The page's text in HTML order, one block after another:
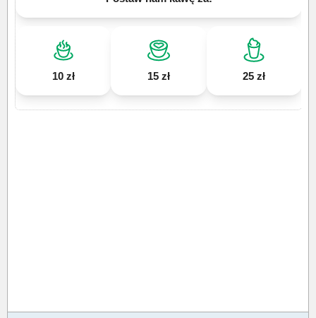
10 zł 15 zł 25 zł